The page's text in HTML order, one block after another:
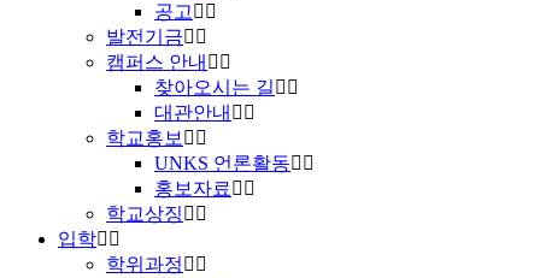
공고
발전기금
캠퍼스 안내
찾아오시는 길
대관안내
학교홍보
UNKS 언론활동
홍보자료
학교상징
입학
학위과정